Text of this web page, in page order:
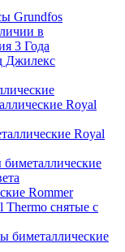
Grundfos
в
3 Года
Джилекс
Royal
Royal
Rommer
Thermo снятые с
биметаллические